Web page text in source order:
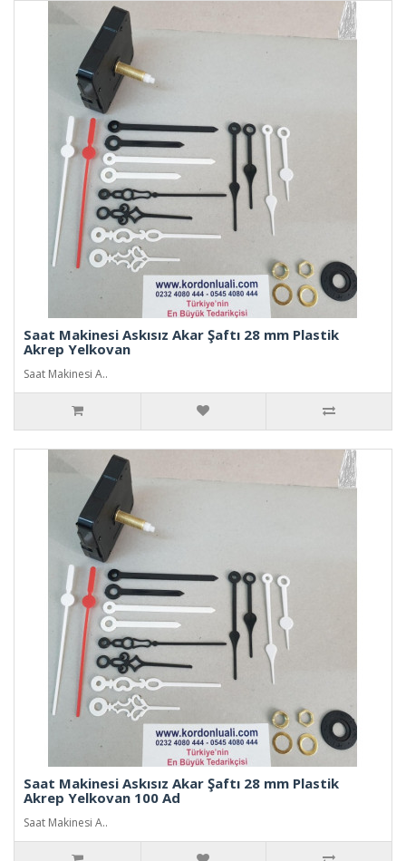
Saat Makinesi Askısız Akar Şaftı 28 mm Plastik
Akrep Yelkovan
Saat Makinesi A..
Saat Makinesi Askısız Akar Şaftı 28 mm Plastik
Akrep Yelkovan 100 Ad
Saat Makinesi A..